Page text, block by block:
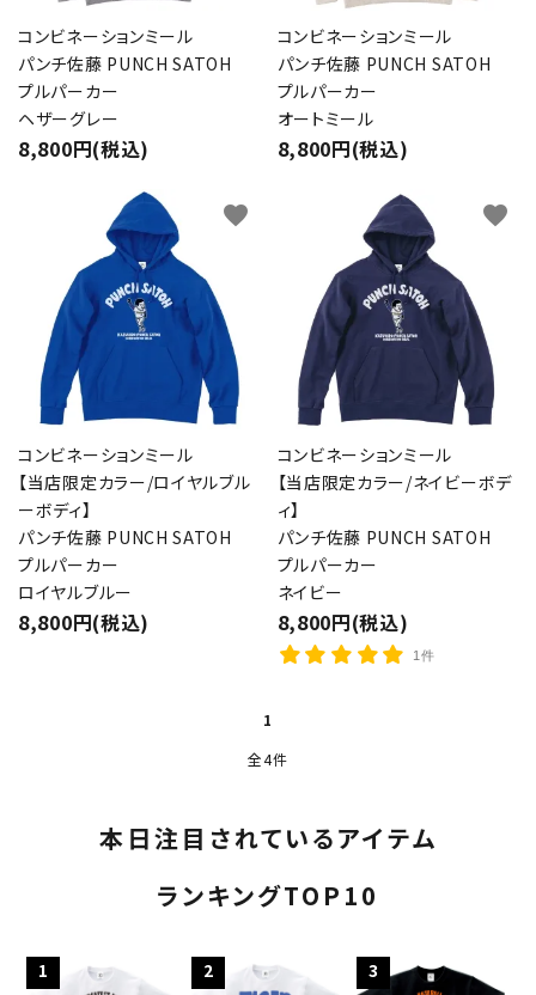
コンビネーションミール
パンチ佐藤 PUNCH SATOH
プルパーカー
ヘザーグレー
8,800円(税込)
コンビネーションミール
パンチ佐藤 PUNCH SATOH
プルパーカー
オートミール
8,800円(税込)
コンビネーションミール
【当店限定カラー/ロイヤルブル
ーボディ】
パンチ佐藤 PUNCH SATOH
プルパーカー
ロイヤルブルー
8,800円(税込)
favorite
コンビネーションミール
【当店限定カラー/ネイビーボデ
ィ】
パンチ佐藤 PUNCH SATOH
プルパーカー
ネイビー
8,800円(税込)
1件
favorite
1
全4件
本日注目されているアイテム
ランキングTOP10
1 2 3